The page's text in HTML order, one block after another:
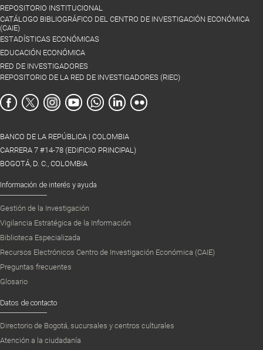
REPOSITORIO INSTITUCIONAL
CATÁLOGO BIBLIOGRÁFICO DEL CENTRO DE INVESTIGACIÓN ECONÓMICA
(CAIE)
ESTADÍSTICAS ECONÓMICAS
EDUCACIÓN ECONÓMICA
RED DE INVESTIGADORES
REPOSITORIO DE LA RED DE INVESTIGADORES (RIEC)
BANCO DE LA REPÚBLICA | COLOMBIA
CARRERA 7 #14-78 (EDIFICIO PRINCIPAL)
BOGOTÁ, D. C., COLOMBIA
Información de interés y ayuda
Gestión de la Investigación
Vigilancia Estratégica de la Información
Biblioteca Especializada
Recursos Electrónicos Centro de Investigación Económica (CAIE)
Preguntas frecuentes
Glosario
Datos de contacto
Directorio de Bogotá, sucursales y centros culturales
Atención a la ciudadanía